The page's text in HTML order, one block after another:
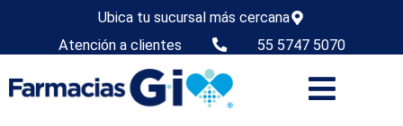
Ubica tu sucursal más cercana
Atención a clientes
55 5747 5070